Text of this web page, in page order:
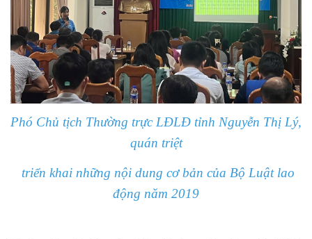
Phó Chủ tịch Thường trực LĐLĐ tỉnh Nguyễn Thị Lý,
quán triệt
triển khai những nội dung cơ bản của Bộ Luật lao
động năm 2019